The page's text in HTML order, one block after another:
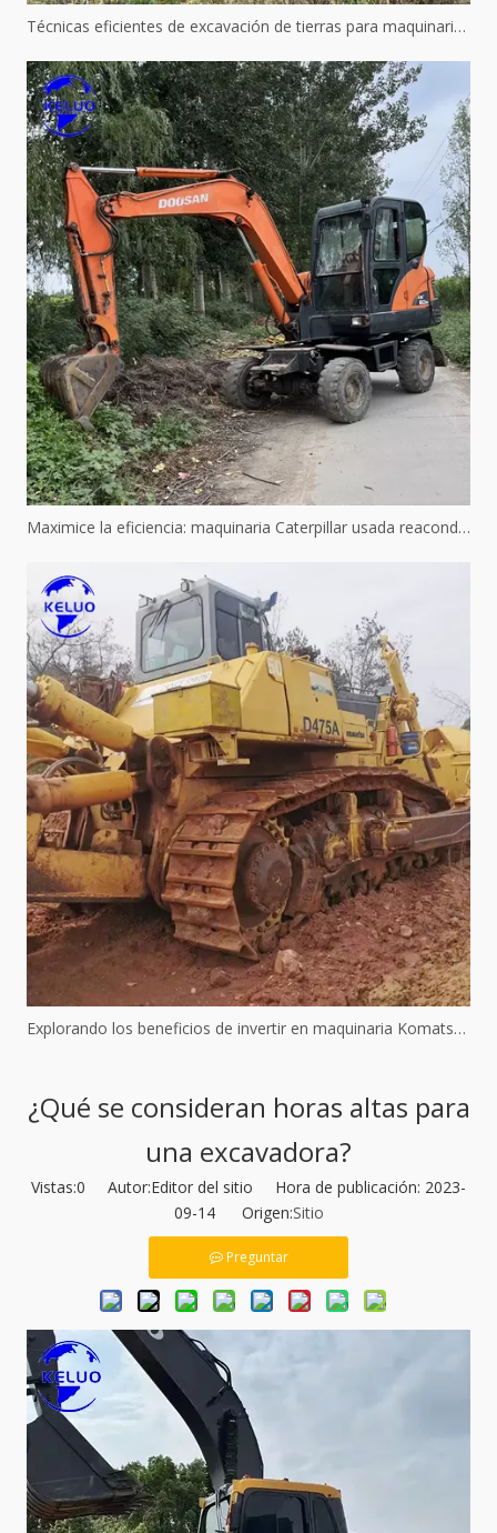
Técnicas eficientes de excavación de tierras para maquinaria hidráulica
Maximice la eficiencia: maquinaria Caterpillar usada reacondicionada
Explorando los beneficios de invertir en maquinaria Komatsu usada
¿Qué se consideran horas altas para
una excavadora?
Vistas:0 Autor:Editor del sitio Hora de publicación: 2023-
09-14 Origen:Sitio
Preguntar